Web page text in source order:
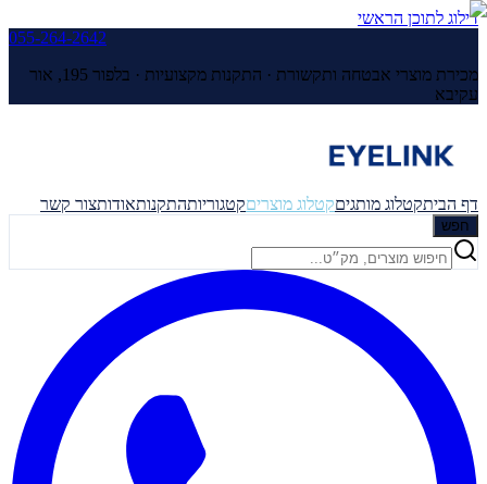
דילוג לתוכן הראשי
055-264-2642
מכירת מוצרי אבטחה ותקשורת · התקנות מקצועיות ·
בלפור 195, אור
עקיבא
דף הביתקטלוג מותגיםקטלוג מוצריםקטגוריותהתקנותאודותצור קשר
חפש